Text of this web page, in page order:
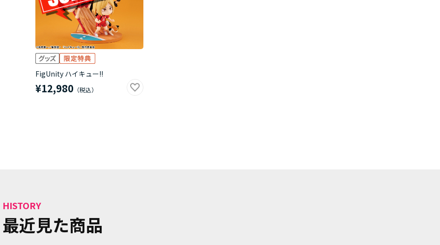
FigUnity ハイキュー!!
¥12,980
HISTORY
最近見た商品